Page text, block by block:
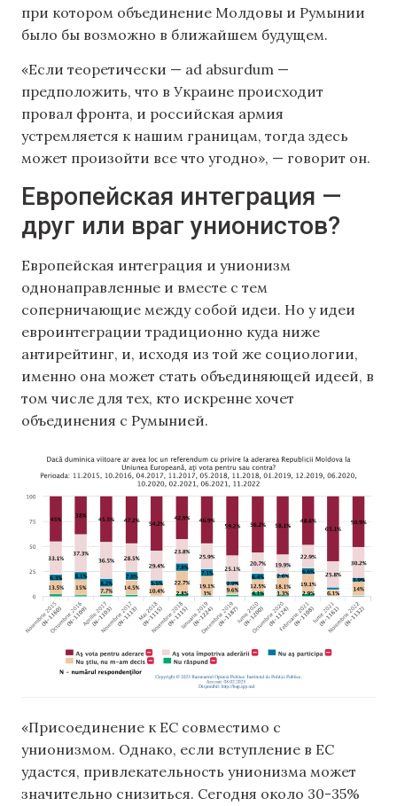
при котором объединение Молдовы и Румынии
было бы возможно в ближайшем будущем.
«Если теоретически — ad absurdum —
предположить, что в Украине происходит
провал фронта, и российская армия
устремляется к нашим границам, тогда здесь
может произойти все что угодно», — говорит он.
Европейская интеграция —
друг или враг унионистов?
Европейская интеграция и унионизм
однонаправленные и вместе с тем
соперничающие между собой идеи. Но у идеи
евроинтеграции традиционно куда ниже
антирейтинг, и, исходя из той же социологии,
именно она может стать объединяющей идеей, в
том числе для тех, кто искренне хочет
объединения с Румынией.
«Присоединение к ЕС совместимо с
унионизмом. Однако, если вступление в ЕС
удастся, привлекательность унионизма может
значительно снизиться. Сегодня около 30-35%